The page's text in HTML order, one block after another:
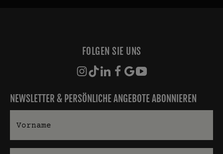
FOLGEN SIE UNS
NEWSLETTER & PERSÖNLICHE ANGEBOTE ABONNIEREN